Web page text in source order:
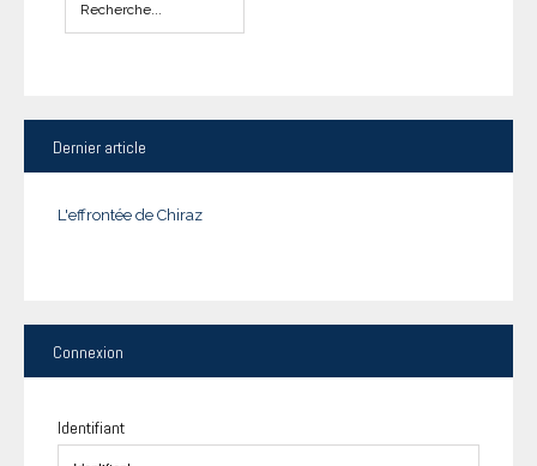
Dernier article
L'effrontée de Chiraz
Connexion
Identifiant